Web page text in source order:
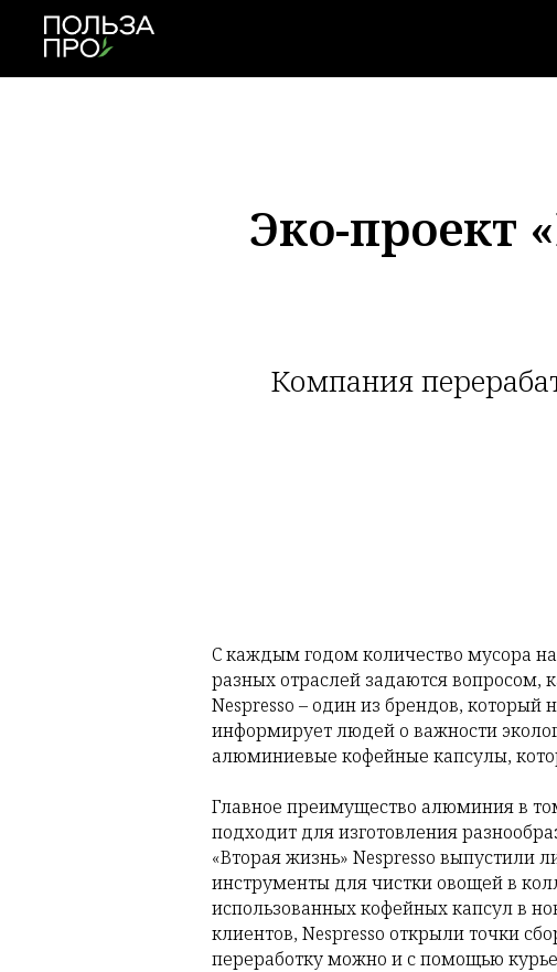
Эко-проект
Компания
С каждым годом количество мусора
разных отраслей задаются вопросом,
Nespresso – один из брендов,
информирует людей о важности
алюминиевые кофейные капсулы,
Главное преимущество алюминия в
подходит для изготовления
«Вторая жизнь» Nespresso
инструменты для чистки овощей в
использованных кофейных капсул в
клиентов, Nespresso открыли точки
переработку можно и с помощью